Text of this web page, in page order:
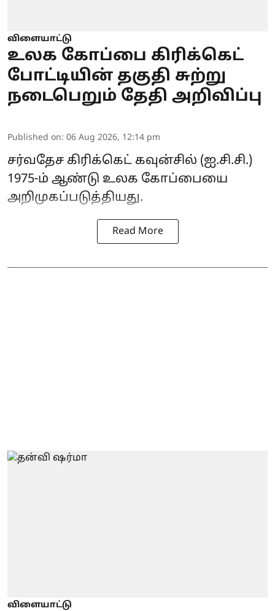
விளையாட்டு
உலக கோப்பை கிரிக்கெட்
போட்டியின் தகுதி சுற்று
நடைபெறும் தேதி அறிவிப்பு
Published on: 06 Aug 2026, 12:14 pm
சர்வதேச கிரிக்கெட் கவுன்சில் (ஐ.சி.சி.)
1975-ம் ஆண்டு உலக கோப்பையை
அறிமுகப்படுத்தியது.
Read More
விளையாட்டு